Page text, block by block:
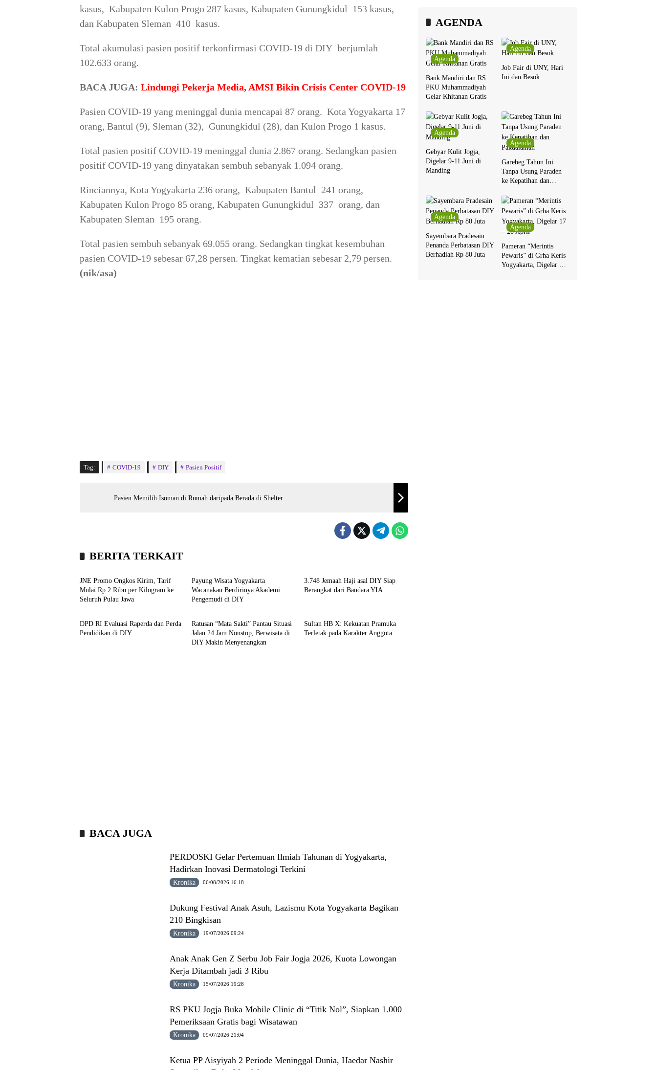
kasus, Kabupaten Kulon Progo 287 kasus, Kabupaten Gunungkidul 153 kasus,
dan Kabupaten Sleman 410 kasus.
Total akumulasi pasien positif terkonfirmasi COVID-19 di DIY berjumlah
102.633 orang.
BACA JUGA: Lindungi Pekerja Media, AMSI Bikin Crisis Center COVID-19
Pasien COVID-19 yang meninggal dunia mencapai 87 orang. Kota Yogyakarta 17
orang, Bantul (9), Sleman (32), Gunungkidul (28), dan Kulon Progo 1 kasus.
Total pasien positif COVID-19 meninggal dunia 2.867 orang. Sedangkan pasien
positif COVID-19 yang dinyatakan sembuh sebanyak 1.094 orang.
Rinciannya, Kota Yogyakarta 236 orang, Kabupaten Bantul 241 orang,
Kabupaten Kulon Progo 85 orang, Kabupaten Gunungkidul 337 orang, dan
Kabupaten Sleman 195 orang.
Total pasien sembuh sebanyak 69.055 orang. Sedangkan tingkat kesembuhan
pasien COVID-19 sebesar 67,28 persen. Tingkat kematian sebesar 2,79 persen.
(nik/asa)
Tag: COVID-19 DIY Pasien Positif
Pasien Memilih Isoman di Rumah daripada Berada di Shelter
BERITA TERKAIT
Bisnis
JNE Promo Ongkos Kirim, Tarif
Mulai Rp 2 Ribu per Kilogram ke
Seluruh Pulau Jawa
Payung Wisata Yogyakarta
Wacanakan Berdirinya Akademi
Pengemudi di DIY
3.748 Jemaah Haji asal DIY Siap
Berangkat dari Bandara YIA
DPD RI Evaluasi Raperda dan Perda
Pendidikan di DIY
Kronika
Ratusan “Mata Sakti” Pantau Situasi
Jalan 24 Jam Nonstop, Berwisata di
DIY Makin Menyenangkan
Sultan HB X: Kekuatan Pramuka
Terletak pada Karakter Anggota
BACA JUGA
PERDOSKI Gelar Pertemuan Ilmiah Tahunan di Yogyakarta,
Hadirkan Inovasi Dermatologi Terkini
Kronika 06/08/2026 16:18
Dukung Festival Anak Asuh, Lazismu Kota Yogyakarta Bagikan
210 Bingkisan
Kronika 19/07/2026 09:24
Anak Anak Gen Z Serbu Job Fair Jogja 2026, Kuota Lowongan
Kerja Ditambah jadi 3 Ribu
Kronika 15/07/2026 19:28
RS PKU Jogja Buka Mobile Clinic di “Titik Nol”, Siapkan 1.000
Pemeriksaan Gratis bagi Wisatawan
Kronika 09/07/2026 21:04
Ketua PP Aisyiyah 2 Periode Meninggal Dunia, Haedar Nashir
AGENDA
Agenda
Bank Mandiri dan RS
PKU Muhammadiyah
Gelar Khitanan Gratis
Agenda
Job Fair di UNY, Hari
Ini dan Besok
Agenda
Gebyar Kulit Jogja,
Digelar 9-11 Juni di
Manding
Agenda
Garebeg Tahun Ini
Tanpa Usung Paraden
ke Kepatihan dan
Agenda
Sayembara Pradesain
Penanda Perbatasan DIY
Berhadiah Rp 80 Juta
Agenda
Pameran “Merintis
Pewaris” di Grha Keris
Yogyakarta, Digelar 17